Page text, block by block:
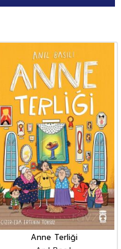
Anne Terliği